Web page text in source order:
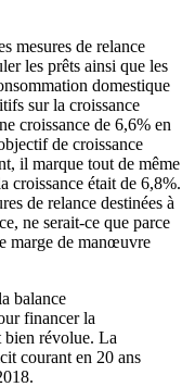
mesures de relance
les prêts ainsi que les
domestique
sur la croissance
croissance de 6,6% en
de croissance
il marque tout de même
croissance était de 6,8%.
de relance destinées à
ne serait-ce que parce
marge de manœuvre
balance
financer la
bien révolue. La
courant en 20 ans